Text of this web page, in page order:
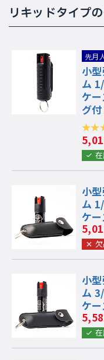
リキッドタイプ
先月
小
ム
ケ
グ
小
ム
ケ
小
ム
ケ